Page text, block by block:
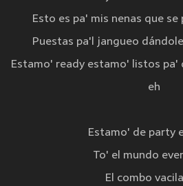
Esto es pa' mis nenas que se
Puestas pa'l jangueo
Estamo' ready estamo' listos pa'
eh
Estamo' de party
To' el mundo
El combo